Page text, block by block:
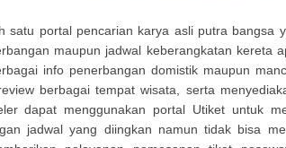
satu portal pencarian karya asli putra bangsa
maupun jadwal keberangkatan kereta
info penerbangan domistik maupun
berbagai tempat wisata, serta
dapat menggunakan portal Utiket untuk
jadwal yang diingkan namun tidak bisa